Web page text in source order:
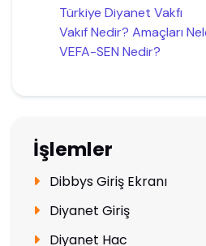
Türkiye Diyanet Vakfı
Vakıf Nedir? Amaçları
VEFA-SEN Nedir?
İşlemler
Dibbys Giriş Ekranı
Diyanet Giriş
Diyanet Hac